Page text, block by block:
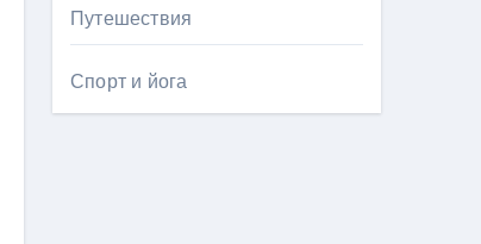
Путешествия
Спорт и йога